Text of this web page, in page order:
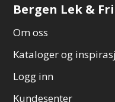
Bergen Lek &
Om oss
Kataloger og
Logg inn
Kundesenter